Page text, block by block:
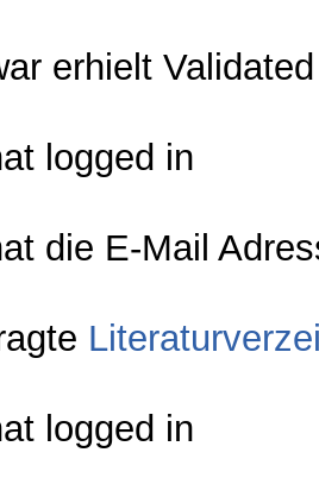
erhielt
logged in
die E-Mail
logged in